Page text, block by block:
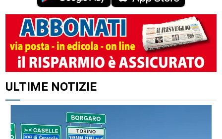
ALTRI ARTICOLI DI QUESTO AUTORE